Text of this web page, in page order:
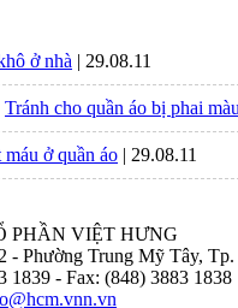
ở nhà | 29.08.11
Tránh cho quần áo bị phai màu
ở quần áo | 29.08.11
PHẦN VIỆT HƯNG
- Phường Trung Mỹ Tây,
1839 - Fax: (848) 3883 1838